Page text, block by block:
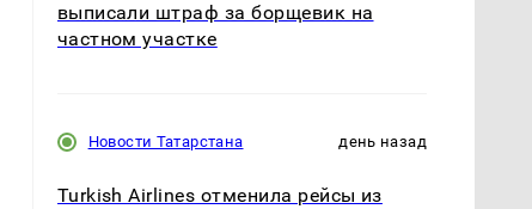
выписали штраф за борщевик на
частном участке
Новости Татарстана день назад
Turkish Airlines отменила рейсы из